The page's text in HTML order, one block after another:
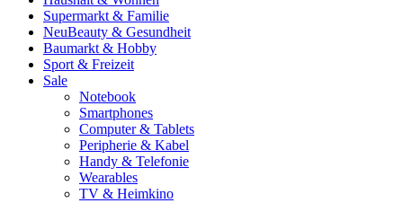
Supermarkt & Familie
NeuBeauty & Gesundheit
Baumarkt & Hobby
Sport & Freizeit
Sale
Notebook
Smartphones
Computer & Tablets
Peripherie & Kabel
Handy & Telefonie
Wearables
TV & Heimkino